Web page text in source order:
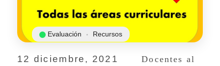
12 diciembre, 2021
Docentes al
Evaluación Recursos